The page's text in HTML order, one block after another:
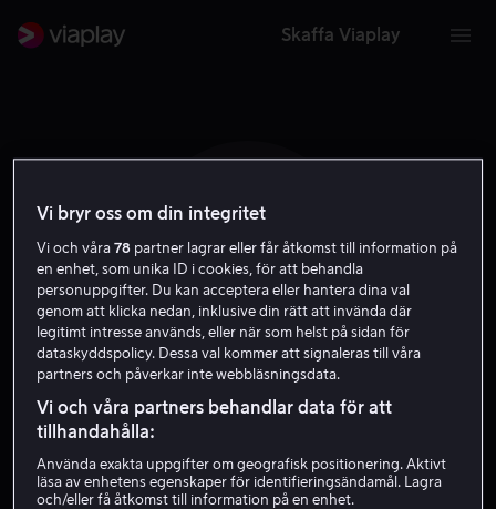
Skaffa Viaplay
N R
Nora Rios
Skådespelare
Vi bryr oss om din integritet
Vi och våra78 partner lagrar eller får åtkomst till information på
en enhet, som unika ID i cookies, för att behandla
personuppgifter. Du kan acceptera eller hantera dina val
genom att klicka nedan, inklusive din rätt att invända där
legitimt intresse används, eller när som helst på sidan för
dataskyddspolicy. Dessa val kommer att signaleras till våra
partners och påverkar inte webbläsningsdata.
Vi och våra partners behandlar data för att
tillhandahålla:
Använda exakta uppgifter om geografisk positionering. Aktivt
läsa av enhetens egenskaper för identifieringsändamål. Lagra
och/eller få åtkomst till information på en enhet.